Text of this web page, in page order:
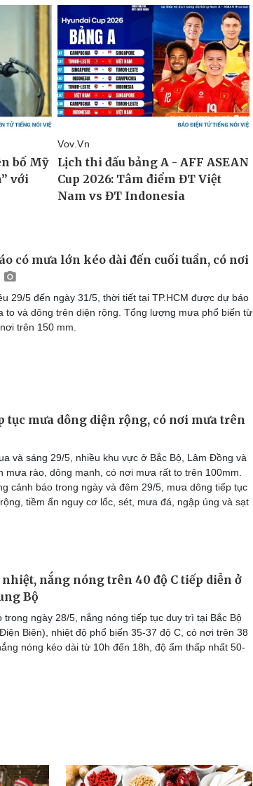
có mưa lớn kéo dài đến cuối tuần, có nơi
29/5 đến ngày 31/5, thời tiết tại TP.HCM được dự báo
to và dông trên diện rộng. Tổng lượng mưa phổ biến từ
trên 150 mm.
tục mưa dông diện rộng, có nơi mưa trên
và sáng 29/5, nhiều khu vực ở Bắc Bộ, Lâm Đồng và
mưa rào, dông mạnh, có nơi mưa rất to trên 100mm.
cảnh báo trong ngày và đêm 29/5, mưa dông tiếp tục
tiềm ẩn nguy cơ lốc, sét, mưa đá, ngập úng và sạt
nhiệt, nắng nóng trên 40 độ C tiếp diễn ở
Bộ
trong ngày 28/5, nắng nóng tiếp tục duy trì tại Bắc Bộ
Biên), nhiệt độ phổ biến 35-37 độ C, có nơi trên 38
nóng kéo dài từ 10h đến 18h, độ ẩm thấp nhất 50-